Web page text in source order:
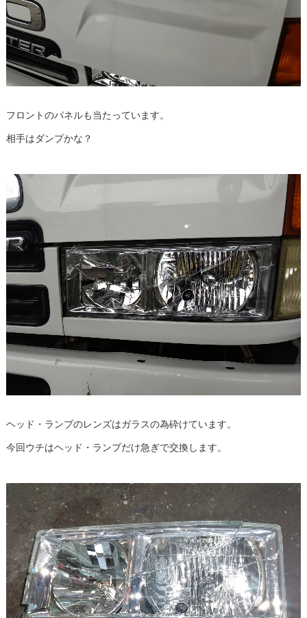
フロントのパネルも当たっています。
相手はダンプかな？
ヘッド・ランプのレンズはガラスの為砕けています。
今回ウチはヘッド・ランプだけ急ぎで交換します。